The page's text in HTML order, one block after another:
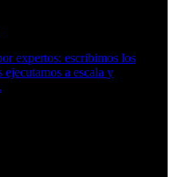
expertos: escribimos los
a escala y